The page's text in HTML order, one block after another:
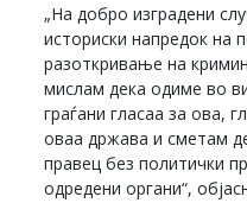
„На добро изградени
историски напредок на
разоткривање на
мислам дека одиме во
граѓани гласаа за ова,
оваа држава и сметам
правец без политички
одредени органи“,